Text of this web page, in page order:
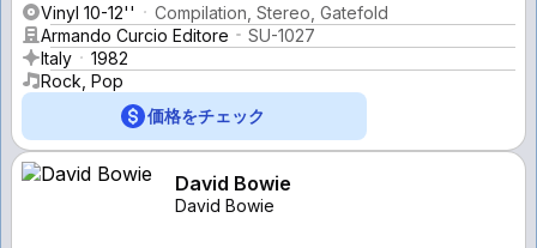
Vinyl 10-12''
Compilation, Stereo, Gatefold
Armando Curcio Editore
SU-1027
Italy
1982
Rock, Pop
価格をチェック
David Bowie
David Bowie